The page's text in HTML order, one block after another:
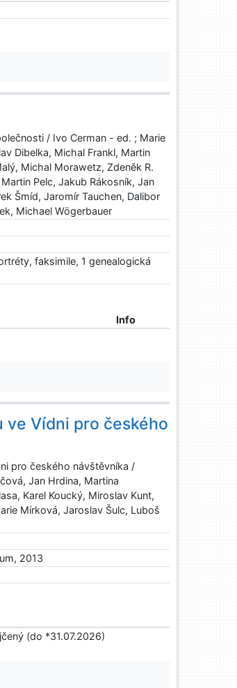
/ Ivo Cerman - ed. ; Marie
Dibelka, Michal Frankl, Martin
Michal Morawetz, Zdeněk R.
Pelc, Jakub Rákosník, Jan
Šmíd, Jaromír Tauchen, Dalibor
Michael Wögerbauer
faksimile, 1 genealogická
Info
ve Vídni pro českého
pro českého návštěvníka /
Jan Hrdina, Martina
Karel Koucký, Miroslav Kunt,
Mírková, Jaroslav Šulc, Luboš
2013
(do *31.07.2026)